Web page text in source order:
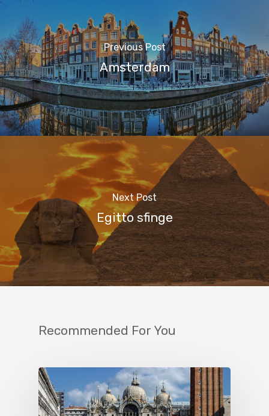
Previous Post
Amsterdam
Next Post
Egitto sfinge
Recommended For You